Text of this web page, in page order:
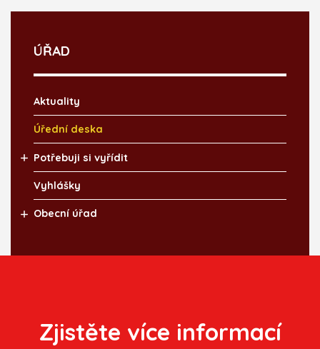
ÚŘAD
Aktuality
Úřední deska
Potřebuji si vyřídit
Vyhlášky
Obecní úřad
Zjistěte více informací